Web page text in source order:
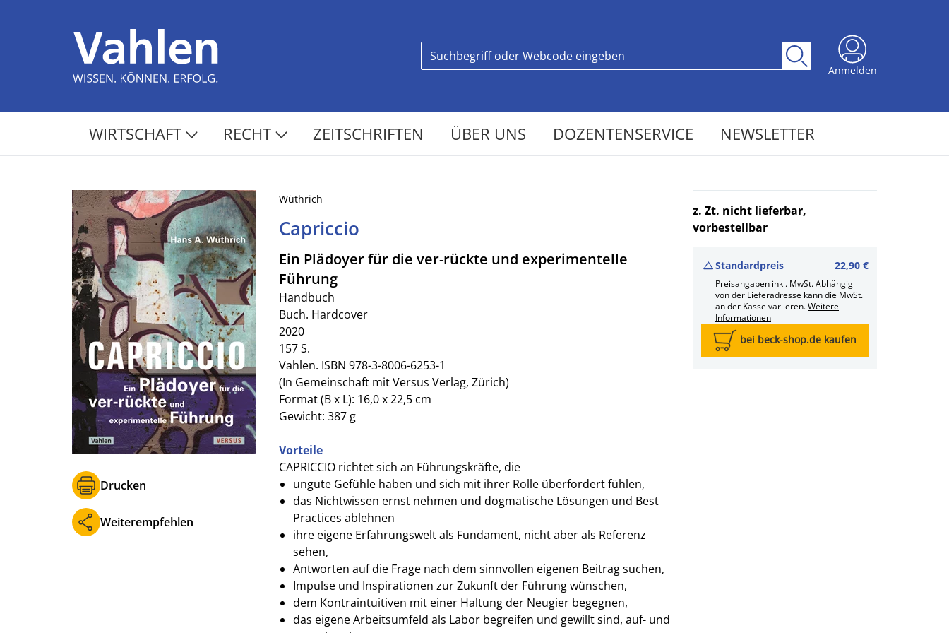
Anmelden
WIRTSCHAFT RECHT ZEITSCHRIFTEN ÜBER UNS DOZENTENSERVICE NEWSLETTER
Drucken
Weiterempfehlen
Wüthrich
Capriccio
Ein Plädoyer für die ver-rückte und experimentelle
Führung
Handbuch
Buch. Hardcover
2020
157 S.
Vahlen. ISBN 978-3-8006-6253-1
(In Gemeinschaft mit Versus Verlag, Zürich)
Format (B x L): 16,0 x 22,5 cm
Gewicht: 387 g
Vorteile
CAPRICCIO richtet sich an Führungskräfte, die
ungute Gefühle haben und sich mit ihrer Rolle überfordert fühlen,
das Nichtwissen ernst nehmen und dogmatische Lösungen und Best
Practices ablehnen
ihre eigene Erfahrungswelt als Fundament, nicht aber als Referenz
sehen,
Antworten auf die Frage nach dem sinnvollen eigenen Beitrag suchen,
Impulse und Inspirationen zur Zukunft der Führung wünschen,
dem Kontraintuitiven mit einer Haltung der Neugier begegnen,
das eigene Arbeitsumfeld als Labor begreifen und gewillt sind, auf- und
z. Zt. nicht lieferbar,
vorbestellbar
Standardpreis 22,90 €
Preisangaben inkl. MwSt. Abhängig
von der Lieferadresse kann die MwSt.
an der Kasse variieren.Weitere
Informationen
bei beck-shop.de kaufen